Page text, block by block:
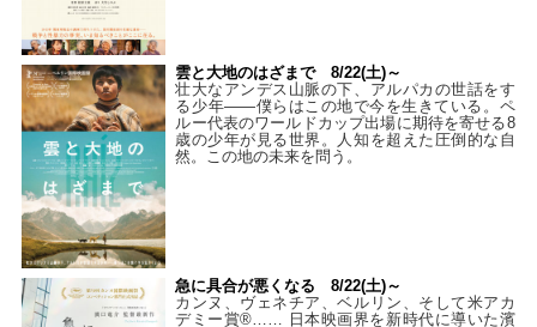
雲と大地のはざまで 8/22(土)～
壮大なアンデス山脈の下、アルパカの世話をす
る少年――僕らはこの地で今を生きている。ペ
ルー代表のワールドカップ出場に期待を寄せる8
歳の少年が見る世界。人知を超えた圧倒的な自
然。この地の未来を問う。
急に具合が悪くなる 8/22(土)～
カンヌ、ヴェネチア、ベルリン、そして米アカ
デミー賞®…… 日本映画界を新時代に導いた濱